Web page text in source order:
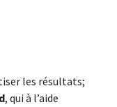
les résultats;
, qui à l’aide